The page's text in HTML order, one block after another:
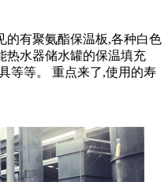
的有聚氨酯保温板,各种白色
热水器储水罐的保温填充
等等。 重点来了,使用的寿